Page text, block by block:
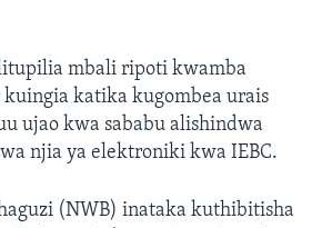
mbali ripoti kwamba
katika kugombea urais
ujao kwa sababu alishindwa
njia ya elektroniki kwa IEBC.
(NWB) inataka kuthibitisha